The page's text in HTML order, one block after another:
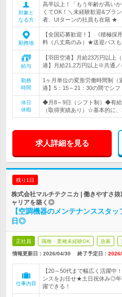
対象と
なる方
高卒以上！「もう年齢が高い
くてOK！＼未経験歓迎&ブラ
者、UIターンの社員も在籍 ★
勤務地
【全国応募歓迎！】 《積極
料（八丈島のみ）★送迎バスも
給与
【羽田空港】月給23万円以上
港】月給21.2万円以上※共通／
勤務
時間
1ヶ月単位の変形労働時間制（
港】5：15～21：30の間でシフ
休日
休暇
◆月8～9日（シフト制）◆有
（取得実績あり）☆基本的に
求人詳細を見る
残り1日
株式会社マルチテクニカ | 働きやすさ
ャリアを築く◎
【空調機器のメンテナンススタ
日◎
正社員 職種・業種未経験OK 急募
情報更新日：2026/04/30 終了予定日：
仕事内容
【20～50代まで幅広く活躍中
ンスをお任せ★土日祝休み◎年
躍できる！